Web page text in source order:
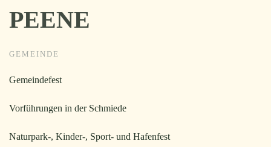
PEENE
GEMEINDE
Gemeindefest
Vorführungen in der Schmiede
Naturpark-, Kinder-, Sport- und Hafenfest